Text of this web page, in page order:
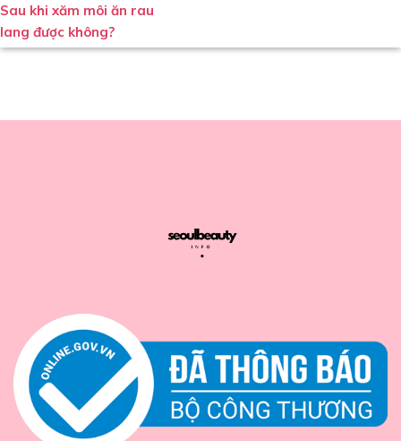
Sau khi xăm môi ăn rau
lang được không?